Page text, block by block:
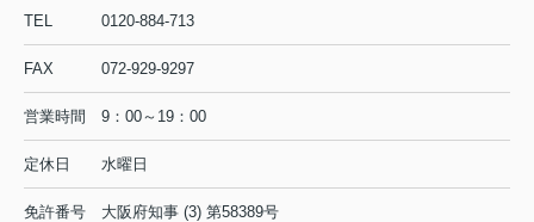
TEL 0120-884-713
FAX 072-929-9297
営業時間 9：00～19：00
定休日 水曜日
免許番号
大阪府知事 (3) 第58389号